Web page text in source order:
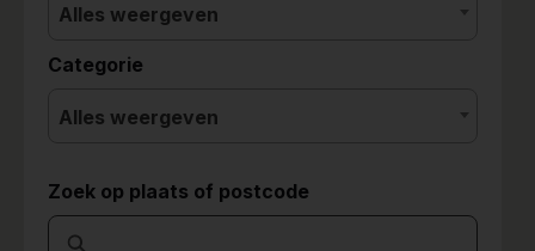
Alles weergeven
Categorie
Alles weergeven
Zoek op plaats of postcode